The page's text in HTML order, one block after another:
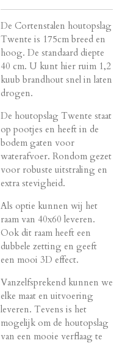
De Cortenstalen houtopslag
Twente is 175cm breed en
hoog. De standaard diepte
40 cm. U kunt hier ruim 1,2
kuub brandhout snel in laten
drogen.
De houtopslag Twente staat
op pootjes en heeft in de
bodem gaten voor
waterafvoer. Rondom gezet
voor robuste uitstraling en
extra stevigheid.
Als optie kunnen wij het
raam van 40x60 leveren.
Ook dit raam heeft een
dubbele zetting en geeft
een mooi 3D effect.
Vanzelfsprekend kunnen we
elke maat en uitvoering
leveren. Tevens is het
mogelijk om de houtopslag
van een mooie verflaag te